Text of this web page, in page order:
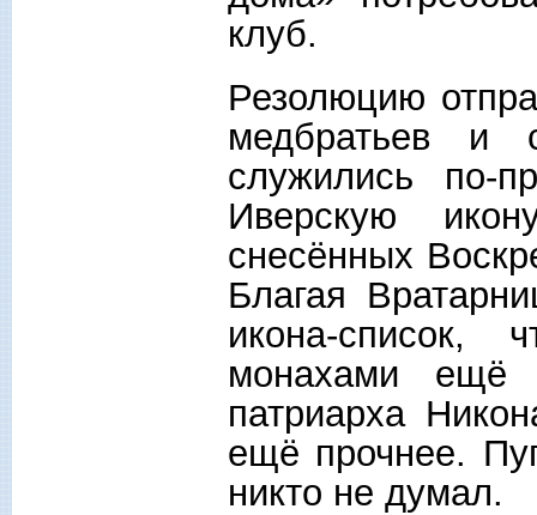
клуб.
Резолюцию
медбратьев и
служились по-
Иверскую
снесённых
Благая
икона-список,
монахами ещё
патриарха
ещё прочнее.
никто не думал.